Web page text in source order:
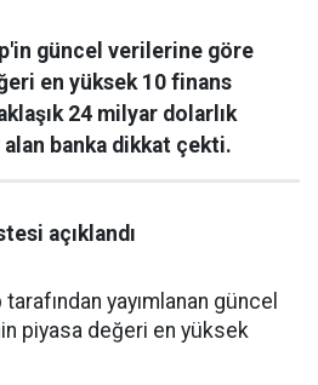
güncel verilerine göre
en yüksek 10 finans
24 milyar dolarlık
banka dikkat çekti.
açıklandı
yayımlanan güncel
piyasa değeri en yüksek